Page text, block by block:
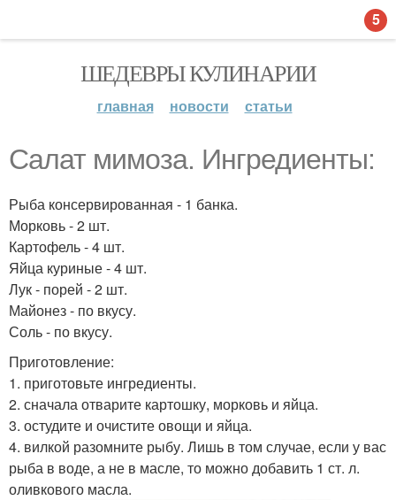
ШЕДЕВРЫ КУЛИНАРИИ
главная новости статьи
Салат мимоза. Ингредиенты:
Рыба консервированная - 1 банка.
Морковь - 2 шт.
Картофель - 4 шт.
Яйца куриные - 4 шт.
Лук - порей - 2 шт.
Майонез - по вкусу.
Соль - по вкусу.
Приготовление:
1. приготовьте ингредиенты.
2. сначала отварите картошку, морковь и яйца.
3. остудите и очистите овощи и яйца.
4. вилкой разомните рыбу. Лишь в том случае, если у вас
рыба в воде, а не в масле, то можно добавить 1 ст. л.
оливкового масла.
5